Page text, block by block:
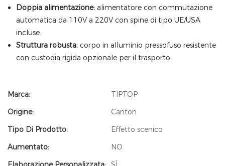
Doppia alimentazione:alimentatore con commutazione
automatica da 110V a 220V con spine di tipo UE/USA
incluse.
Struttura robusta:corpo in alluminio pressofuso resistente
con custodia rigida opzionale per il trasporto.
Marca:
TIPTOP
Origine:
Canton
Tipo Di Prodotto:
Effetto scenico
Aumentato:
NO